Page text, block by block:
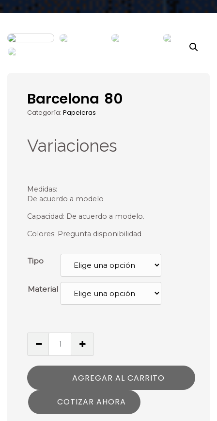
Barcelona 80
Categoría: Papeleras
Variaciones
Medidas:
De acuerdo a modelo
Capacidad: De acuerdo a modelo.
Colores: Pregunta disponibilidad
Tipo
Material
AGREGAR AL CARRITO
COTIZAR AHORA